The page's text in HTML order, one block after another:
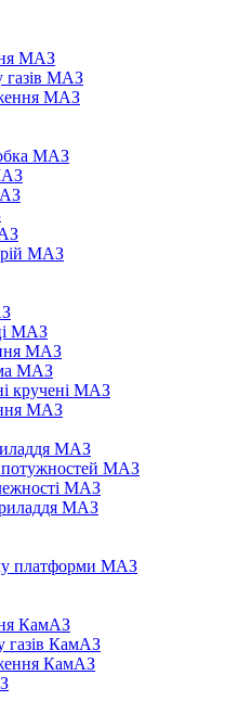
МАЗ
газів МАЗ
МАЗ
МАЗ
МАЗ
МАЗ
МАЗ
МАЗ
кручені МАЗ
МАЗ
МАЗ
потужностей МАЗ
МАЗ
МАЗ
платформи МАЗ
КамАЗ
газів КамАЗ
КамАЗ